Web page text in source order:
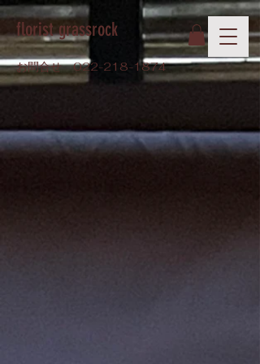
florist grassrock
お問合せ022-218-1874